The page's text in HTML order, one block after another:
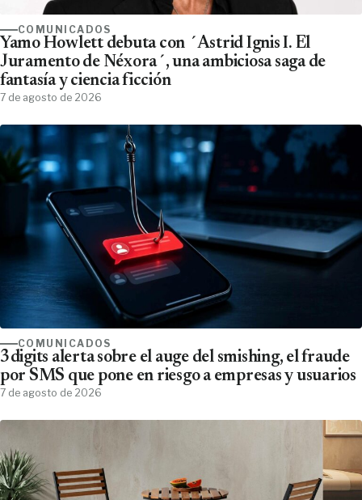
COMUNICADOS
Yamo Howlett debuta con ´Astrid Ignis I. El
Juramento de Néxora´, una ambiciosa saga de
fantasía y ciencia ficción
7 de agosto de 2026
COMUNICADOS
3digits alerta sobre el auge del smishing, el fraude
por SMS que pone en riesgo a empresas y usuarios
7 de agosto de 2026